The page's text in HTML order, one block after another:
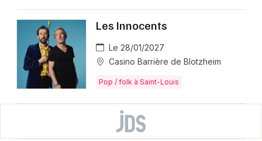
Les Innocents
Le 28/01/2027
Casino Barrière de Blotzheim
Pop / folk à Saint-Louis